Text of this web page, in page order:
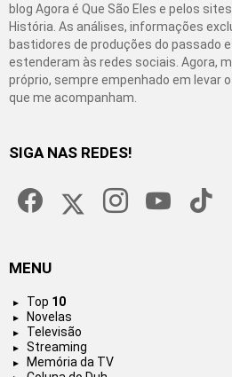
blog Agora é Que São Eles e pelos
História. As análises, informações
bastidores de produções do passado
estenderam às redes sociais. Agora,
próprio, sempre empenhado em levar
que me acompanham.
SIGA NAS REDES!
MENU
Top 10
Novelas
Televisão
Streaming
Memória da TV